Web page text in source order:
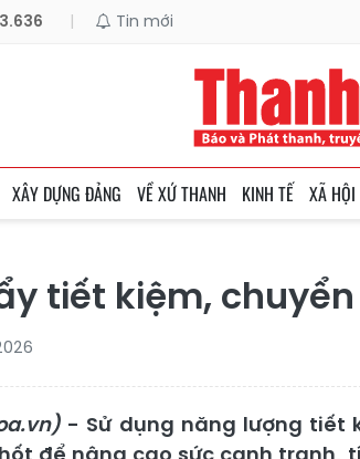
| Tin mới
XÂY DỰNG ĐẢNG VỀ XỨ THANH KINH TẾ XÃ HỘI
tiết kiệm,
- Sử dụng năng lượng tiết